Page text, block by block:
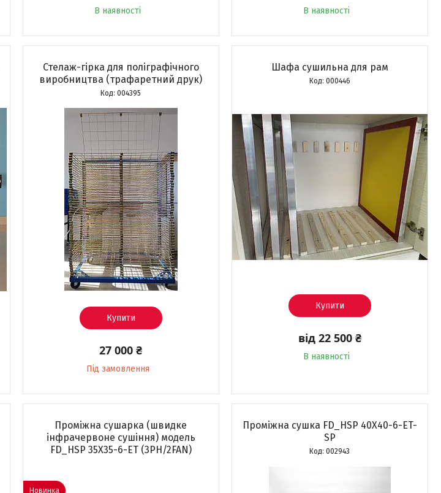
В наявності В наявності
Стелаж-гірка для поліграфічного
виробництва (трафаретний друк)
004395
Купити
27 000 ₴
Під замовлення
Шафа сушильна для рам
000446
Купити
від 22 500 ₴
В наявності
Проміжна сушарка (швидке
інфрачервоне сушіння) модель
FD_HSP 35X35-6-ET (3PH/2FAN)
Новинка
Проміжна сушка FD_HSP 40X40-6-ET-
SP
002943